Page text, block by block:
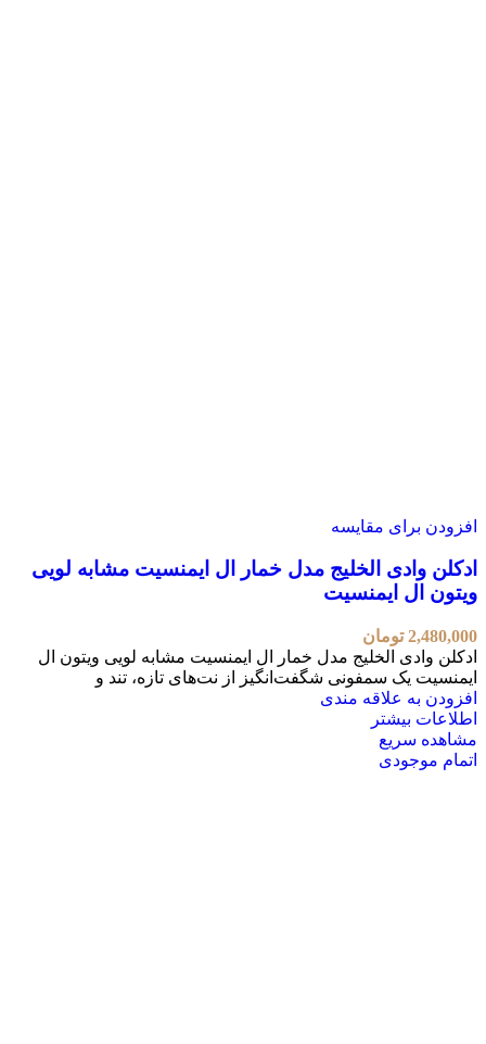
افزودن برای مقایسه
ادکلن وادی الخلیج مدل خمار ال ایمنسیت مشابه لویی
ویتون ال ایمنسیت
2,480,000 تومان
ادکلن وادی الخلیج مدل خمار ال ایمنسیت مشابه لویی ویتون ال
ایمنسیت یک سمفونی شگفت‌انگیز از نت‌های تازه، تند و
افزودن به علاقه مندی
اطلاعات بیشتر
مشاهده سریع
اتمام موجودی